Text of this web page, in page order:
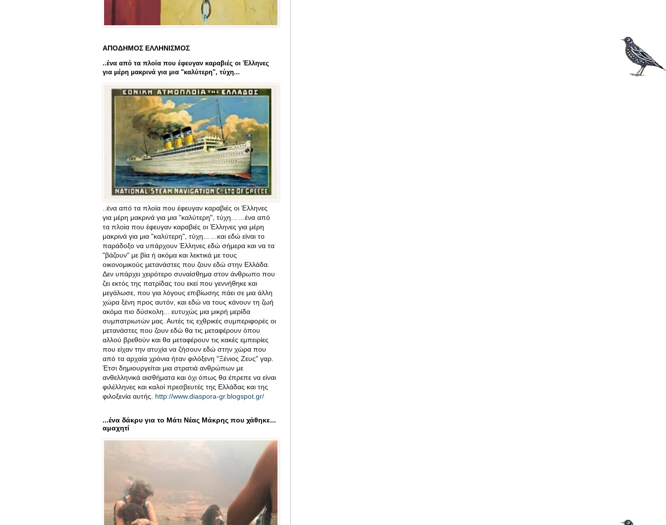
ΑΠΟΔΗΜΟΣ ΕΛΛΗΝΙΣΜΟΣ
..ένα από τα πλοία που έφευγαν καραβιές οι Έλληνες
για μέρη μακρινά για μια "καλύτερη", τύχη...
..ένα από τα πλοία που έφευγαν καραβιές οι Έλληνες
για μέρη μακρινά για μια "καλύτερη", τύχη... ...ένα από
τα πλοία που έφευγαν καραβιές οι Έλληνες για μέρη
μακρινά για μια "καλύτερη", τύχη... ...και εδώ είναι το
παράδοξο να υπάρχουν Έλληνες εδώ σήμερα και να τα
"βάζουν" με βία ή ακόμα και λεκτικά με τους
οικονομικούς μετανάστες που ζουν εδώ στην Ελλάδα.
Δεν υπάρχει χειρότερο συναίσθημα στον άνθρωπο που
ζει εκτός της πατρίδας του εκεί που γεννήθηκε και
μεγάλωσε, που για λόγους επιβίωσης πάει σε μια άλλη
χώρα ξένη προς αυτόν, και εδώ να τους κάνουν τη ζωή
ακόμα πιο δύσκολη... ευτυχώς μια μικρή μερίδα
συμπατριωτών μας. Αυτές τις εχθρικές συμπεριφορές οι
μετανάστες που ζουν εδώ θα τις μεταφέρουν όπου
αλλού βρεθούν και θα μεταφέρουν τις κακές εμπειρίες
που είχαν την ατυχία να ζήσουν εδώ στην χώρα που
από τα αρχαία χρόνια ήταν φιλόξενη "Ξένιος Ζευς" γαρ.
Έτσι δημιουργείται μια στρατιά ανθρώπων με
ανθελληνικά αισθήματα και όχι όπως θα έπρεπε να είναι
φιλέλληνες και καλοί πρεσβευτές της Ελλάδας και της
φιλοξενία αυτής. http://www.diaspora-gr.blogspot.gr/
...ένα δάκρυ για το Μάτι Νέας Μάκρης που χάθηκε...
αμαχητί